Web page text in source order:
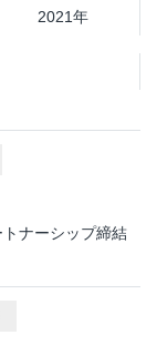
2021年
ナーシップ締結